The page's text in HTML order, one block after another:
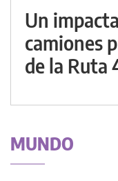
Un
camiones
de la Ruta
MUNDO